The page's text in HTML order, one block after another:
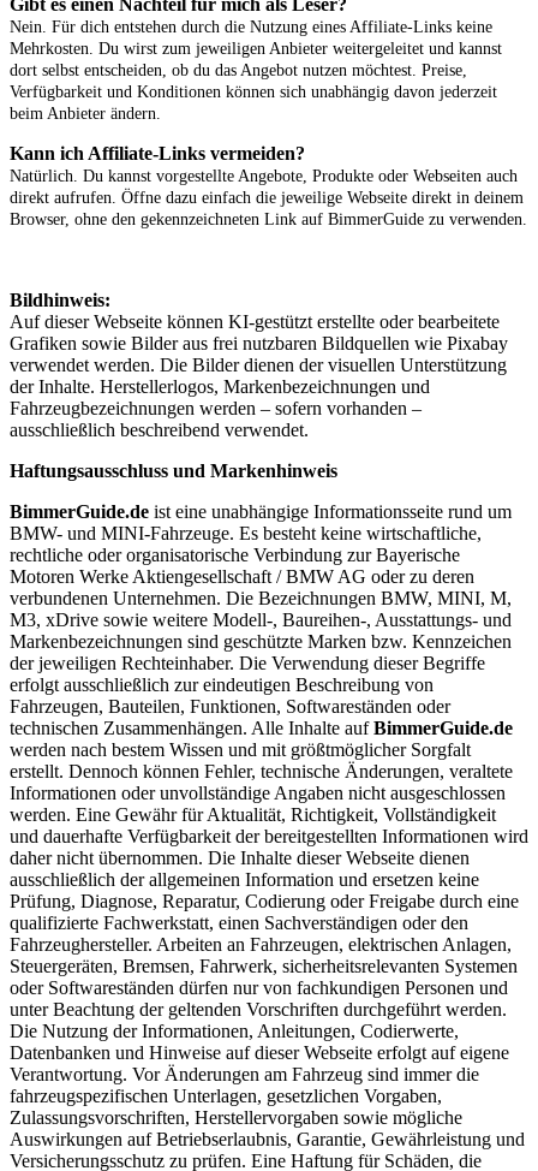
Gibt es einen Nachteil für mich als Leser?
Nein. Für dich entstehen durch die Nutzung eines Affiliate-Links keine
Mehrkosten. Du wirst zum jeweiligen Anbieter weitergeleitet und kannst
dort selbst entscheiden, ob du das Angebot nutzen möchtest. Preise,
Verfügbarkeit und Konditionen können sich unabhängig davon jederzeit
beim Anbieter ändern.
Kann ich Affiliate-Links vermeiden?
Natürlich. Du kannst vorgestellte Angebote, Produkte oder Webseiten auch
direkt aufrufen. Öffne dazu einfach die jeweilige Webseite direkt in deinem
Browser, ohne den gekennzeichneten Link auf BimmerGuide zu verwenden.
Bildhinweis:
Auf dieser Webseite können KI-gestützt erstellte oder bearbeitete
Grafiken sowie Bilder aus frei nutzbaren Bildquellen wie Pixabay
verwendet werden. Die Bilder dienen der visuellen Unterstützung
der Inhalte. Herstellerlogos, Markenbezeichnungen und
Fahrzeugbezeichnungen werden – sofern vorhanden –
ausschließlich beschreibend verwendet.
Haftungsausschluss und Markenhinweis
BimmerGuide.de ist eine unabhängige Informationsseite rund um
BMW- und MINI-Fahrzeuge. Es besteht keine wirtschaftliche,
rechtliche oder organisatorische Verbindung zur Bayerische
Motoren Werke Aktiengesellschaft / BMW AG oder zu deren
verbundenen Unternehmen. Die Bezeichnungen BMW, MINI, M,
M3, xDrive sowie weitere Modell-, Baureihen-, Ausstattungs- und
Markenbezeichnungen sind geschützte Marken bzw. Kennzeichen
der jeweiligen Rechteinhaber. Die Verwendung dieser Begriffe
erfolgt ausschließlich zur eindeutigen Beschreibung von
Fahrzeugen, Bauteilen, Funktionen, Softwareständen oder
technischen Zusammenhängen. Alle Inhalte aufBimmerGuide.de
werden nach bestem Wissen und mit größtmöglicher Sorgfalt
erstellt. Dennoch können Fehler, technische Änderungen, veraltete
Informationen oder unvollständige Angaben nicht ausgeschlossen
werden. Eine Gewähr für Aktualität, Richtigkeit, Vollständigkeit
und dauerhafte Verfügbarkeit der bereitgestellten Informationen wird
daher nicht übernommen. Die Inhalte dieser Webseite dienen
ausschließlich der allgemeinen Information und ersetzen keine
Prüfung, Diagnose, Reparatur, Codierung oder Freigabe durch eine
qualifizierte Fachwerkstatt, einen Sachverständigen oder den
Fahrzeughersteller. Arbeiten an Fahrzeugen, elektrischen Anlagen,
Steuergeräten, Bremsen, Fahrwerk, sicherheitsrelevanten Systemen
oder Softwareständen dürfen nur von fachkundigen Personen und
unter Beachtung der geltenden Vorschriften durchgeführt werden.
Die Nutzung der Informationen, Anleitungen, Codierwerte,
Datenbanken und Hinweise auf dieser Webseite erfolgt auf eigene
Verantwortung. Vor Änderungen am Fahrzeug sind immer die
fahrzeugspezifischen Unterlagen, gesetzlichen Vorgaben,
Zulassungsvorschriften, Herstellervorgaben sowie mögliche
Auswirkungen auf Betriebserlaubnis, Garantie, Gewährleistung und
Versicherungsschutz zu prüfen. Eine Haftung für Schäden, die